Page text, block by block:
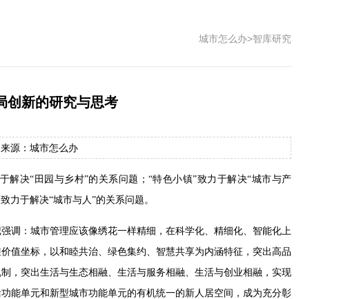
城市怎么办>智库研究
创新的研究与思考
源：城市怎么办
解决“田园与乡村”的关系问题；“特色小镇”致力于解决“城市与产
力于解决“城市与人”的关系问题。
调：城市管理应该像绣花一样精细，在科学化、精细化、智能化上
值坐标，以和睦共治、绿色集约、智慧共享为内涵特征，突出高品
，突出生活与生态相融、生活与服务相融、生活与创业相融，实现
能单元和新型城市功能单元的有机统一的新人居空间，成为充分彰